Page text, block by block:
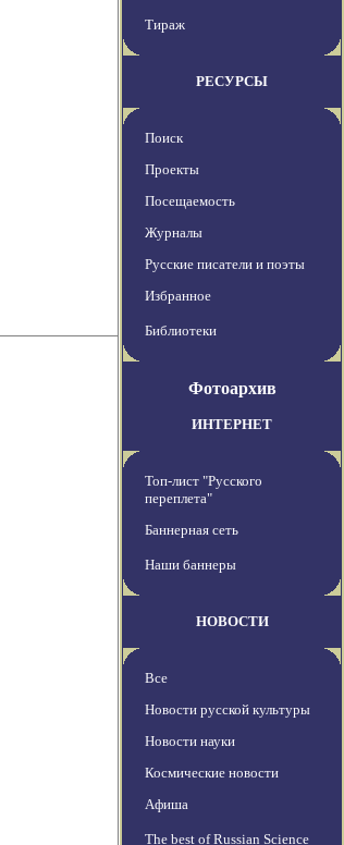
Тираж
РЕСУРСЫ
Поиск
Проекты
Посещаемость
Журналы
Русские писатели и поэты
Избранное
Библиотеки
Фотоархив
ИНТЕРНЕТ
Топ-лист "Русского
переплета"
Баннерная сеть
Наши баннеры
НОВОСТИ
Все
Новости русской культуры
Новости науки
Космические новости
Афиша
The best of Russian Science